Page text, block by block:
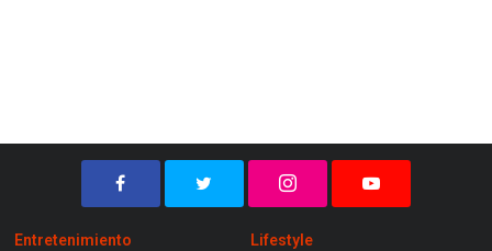
Entretenimiento
Lifestyle